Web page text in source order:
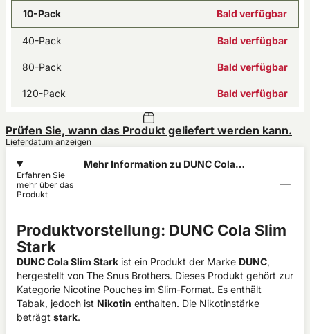
10-Pack Bald verfügbar
40-Pack Bald verfügbar
80-Pack Bald verfügbar
120-Pack Bald verfügbar
Prüfen Sie, wann das Produkt geliefert werden kann.
Lieferdatum anzeigen
Mehr Information zu DUNC Cola
Erfahren Sie
mehr über das
Produkt
Produktvorstellung: DUNC Cola Slim
Stark
DUNC Cola Slim Stark ist ein Produkt der Marke DUNC,
hergestellt von The Snus Brothers. Dieses Produkt gehört zur
Kategorie Nicotine Pouches im Slim-Format. Es enthält
Tabak, jedoch ist Nikotin enthalten. Die Nikotinstärke
beträgt stark.